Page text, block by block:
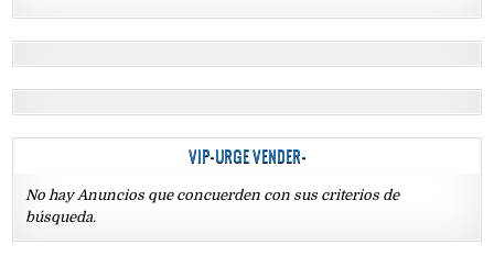
VIP-URGE VENDER-
No hay Anuncios que concuerden con sus criterios de
búsqueda.